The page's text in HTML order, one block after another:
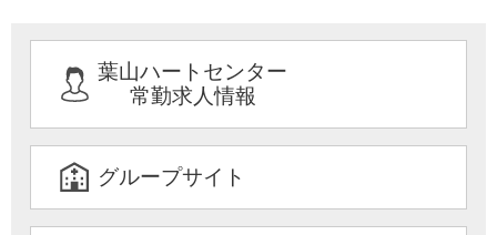
葉山ハートセンター
常勤求人情報
グループサイト